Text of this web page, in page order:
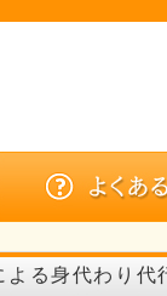
る身代わり代